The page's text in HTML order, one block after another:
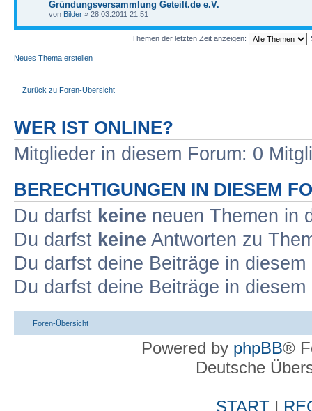
Gründungsversammlung Geteilt.de e.V.
von Bilder » 28.03.2011 21:51
Themen der letzten Zeit anzeigen:
Neues Thema erstellen
Zurück zu Foren-Übersicht
WER IST ONLINE?
Mitglieder in diesem Forum: 0
BERECHTIGUNGEN IN DIESEM
Du darfst keine neuen Themen in
Du darfst keine Antworten zu
Du darfst deine Beiträge in
Du darfst deine Beiträge in
Foren-Übersicht
Powered by phpBB®
Deutsche
START |